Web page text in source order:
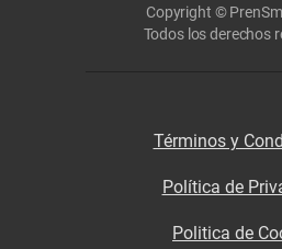
Copyright ©
Todos los derechos
Términos y
Política de
Politica de